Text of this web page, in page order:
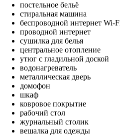
постельное бельё
стиральная машина
беспроводной интернет Wi-
проводной интернет
сушилка для белья
центральное отопление
утюг с гладильной доской
водонагреватель
металлическая дверь
домофон
шкаф
ковровое покрытие
рабочий стол
журнальный столик
вешалка для одежды